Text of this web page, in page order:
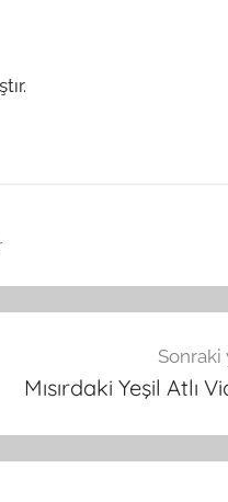
Sonraki
Mısırdaki Yeşil Atlı